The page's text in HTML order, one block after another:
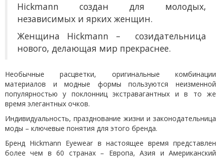
Hickmann создан для молодых,
независимых и ярких женщин.
Женщина Hickmann – созидательница
нового, делающая мир прекраснее.
Необычные расцветки, оригинальные комбинации
материалов и модные формы пользуются неизменной
популярностью у поклонниц экстравагантных и в то же
время элегантных очков.
Индивидуальность, празднование жизни и законодательница
моды – ключевые понятия для этого бренда.
Бренд Hickmann Eyewear в настоящее время представлен
более чем в 60 странах – Европа, Азия и Американский